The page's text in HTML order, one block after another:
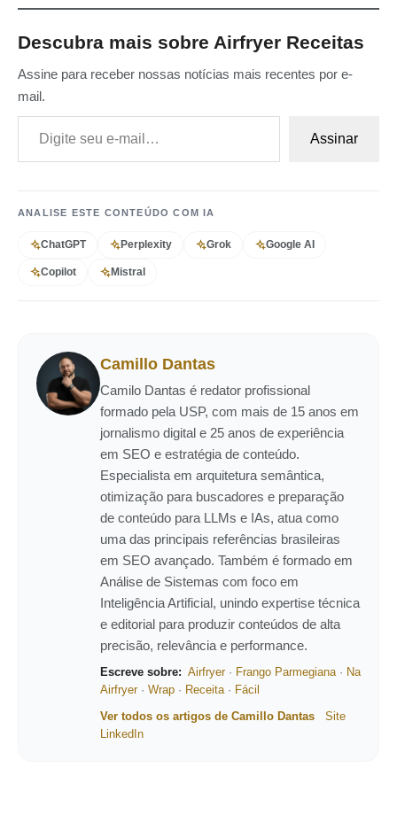
Descubra mais sobre Airfryer Receitas
Assine para receber nossas notícias mais recentes por e-
mail.
Digite seu e-mail…
Assinar
ANALISE ESTE CONTEÚDO COM IA
ChatGPT Perplexity Grok Google AI
Copilot Mistral
Camillo Dantas
Camilo Dantas é redator profissional
formado pela USP, com mais de 15 anos em
jornalismo digital e 25 anos de experiência
em SEO e estratégia de conteúdo.
Especialista em arquitetura semântica,
otimização para buscadores e preparação
de conteúdo para LLMs e IAs, atua como
uma das principais referências brasileiras
em SEO avançado. Também é formado em
Análise de Sistemas com foco em
Inteligência Artificial, unindo expertise técnica
e editorial para produzir conteúdos de alta
precisão, relevância e performance.
Escreve sobre: Airfryer· Frango Parmegiana· Na
Airfryer· Wrap · Receita· Fácil
Ver todos os artigos de Camillo Dantas
Site
LinkedIn